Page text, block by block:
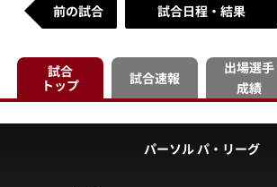
前の試合 試合日程・結果
試合
トップ
試合速報
出場選手
成績
パーソル パ・リーグ